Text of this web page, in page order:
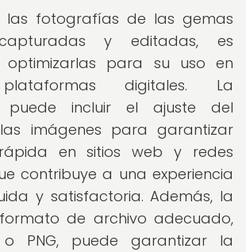
las fotografías de las gemas
y editadas, es
optimizarlas para su uso en
digitales. La
puede incluir el ajuste del
imágenes para garantizar
en sitios web y redes
contribuye a una experiencia
y satisfactoria. Además, la
de archivo adecuado,
o PNG, puede garantizar la